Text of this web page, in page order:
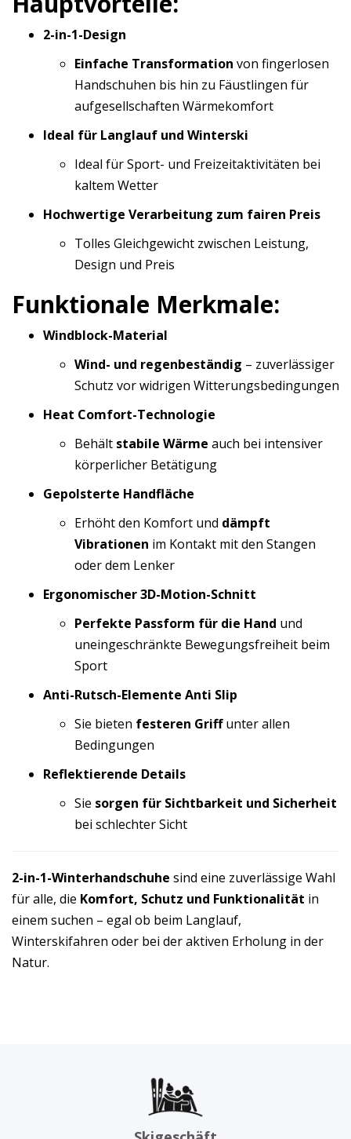
2-in-1-Design
Einfache Transformation von fingerlosen
Handschuhen bis hin zu Fäustlingen für
aufgesellschaften Wärmekomfort
Ideal für Langlauf und Winterski
Ideal für Sport- und Freizeitaktivitäten bei
kaltem Wetter
Hochwertige Verarbeitung zum fairen Preis
Tolles Gleichgewicht zwischen Leistung,
Design und Preis
Funktionale Merkmale:
Windblock-Material
Wind- und regenbeständig – zuverlässiger
Schutz vor widrigen Witterungsbedingungen
Heat Comfort-Technologie
Behält stabile Wärme auch bei intensiver
körperlicher Betätigung
Gepolsterte Handfläche
Erhöht den Komfort und dämpft
Vibrationen im Kontakt mit den Stangen
oder dem Lenker
Ergonomischer 3D-Motion-Schnitt
Perfekte Passform für die Hand und
uneingeschränkte Bewegungsfreiheit beim
Sport
Anti-Rutsch-Elemente Anti Slip
Sie bieten festeren Griffunter allen
Bedingungen
Reflektierende Details
Sie sorgen für Sichtbarkeit und Sicherheit
bei schlechter Sicht
2-in-1-Winterhandschuhe sind eine zuverlässige Wahl
für alle, die Komfort, Schutz und Funktionalität in
einem suchen – egal ob beim Langlauf,
Winterskifahren oder bei der aktiven Erholung in der
Natur.